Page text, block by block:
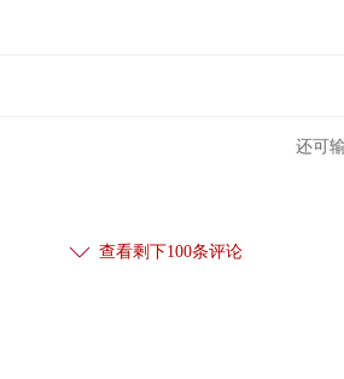
还可
查看剩下100条评论